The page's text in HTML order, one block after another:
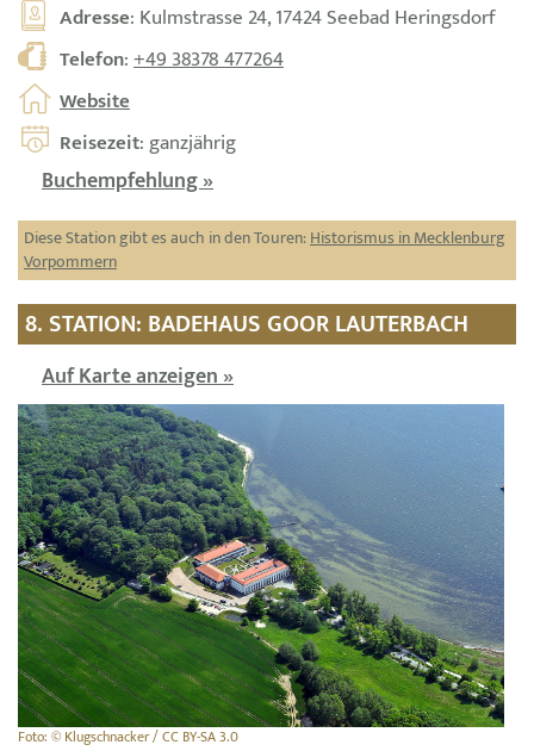
Adresse: Kulmstrasse 24, 17424 Seebad Heringsdorf
Telefon:+49 38378 477264
Website
Reisezeit: ganzjährig
Buchempfehlung »
Diese Station gibt es auch in den Touren:Historismus in Mecklenburg
Vorpommern
8. STATION: BADEHAUS GOOR LAUTERBACH
Auf Karte anzeigen »
Foto: © Klugschnacker / CC BY-SA 3.0